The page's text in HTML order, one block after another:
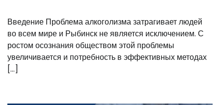
Введение Проблема алкоголизма затрагивает людей
во всем мире и Рыбинск не является исключением. С
ростом осознания обществом этой проблемы
увеличивается и потребность в эффективных методах
[…]